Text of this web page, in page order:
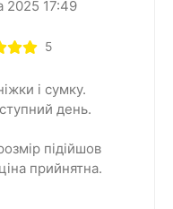
2025 17:49
5
і сумку.
день.
підійшов
прийнятна.